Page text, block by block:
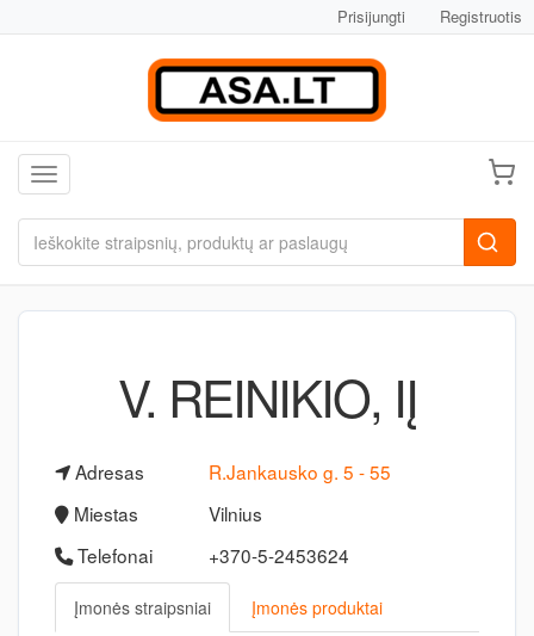
Prisijungti Registruotis
Toggle navigation
V. REINIKIO, IĮ
Adresas
R.Jankausko g. 5 - 55
Miestas
Vilnius
Telefonai
+370-5-2453624
Įmonės straipsniai Įmonės produktai